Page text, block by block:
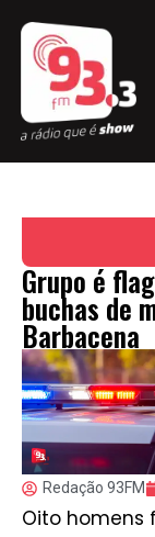
Grupo é
buchas de
Barbacena
Redação 93FM
Oito homens